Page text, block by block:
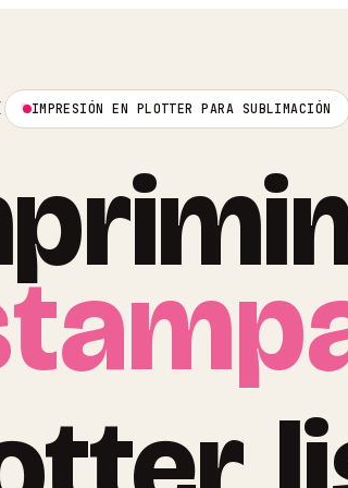
IMPRESIÓN EN PLOTTER PARA SUBLIMACIÓN